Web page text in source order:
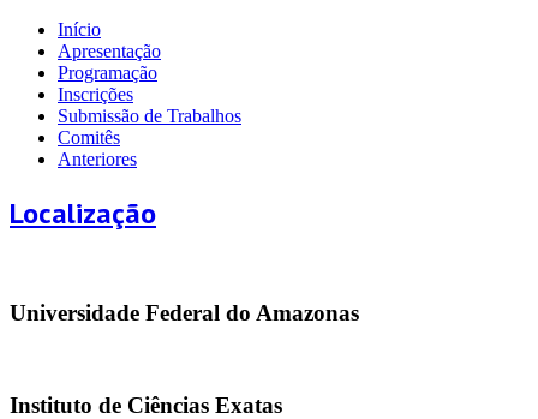
Início
Apresentação
Programação
Inscrições
Submissão de Trabalhos
Comitês
Anteriores
Localização
Universidade Federal do Amazonas
Instituto de Ciências Exatas